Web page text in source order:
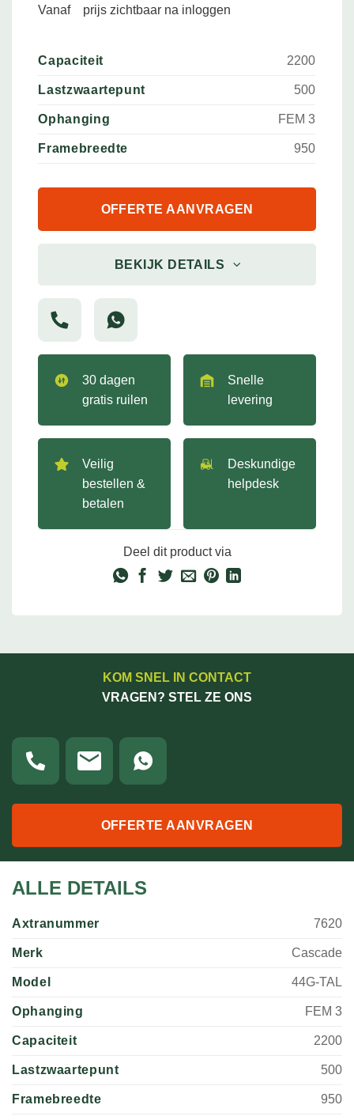
Vanaf prijs zichtbaar na inloggen
Capaciteit 2200
Lastzwaartepunt 500
Ophanging FEM 3
Framebreedte 950
OFFERTE AANVRAGEN
BEKIJK DETAILS
30 dagen
gratis ruilen
Snelle
levering
Veilig
bestellen &
betalen
Deskundige
helpdesk
Deel dit product via
KOM SNEL IN CONTACT
VRAGEN? STEL ZE ONS
OFFERTE AANVRAGEN
ALLE DETAILS
Axtranummer 7620
Merk Cascade
Model 44G-TAL
Ophanging FEM 3
Capaciteit 2200
Lastzwaartepunt 500
Framebreedte 950